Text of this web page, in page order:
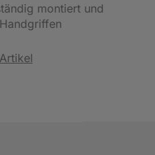
montiert und